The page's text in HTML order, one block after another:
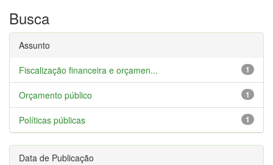
Busca
Assunto
1
Fiscalização financeira e orçamen...
1
Orçamento público
1
Políticas públicas
Data de Publicação